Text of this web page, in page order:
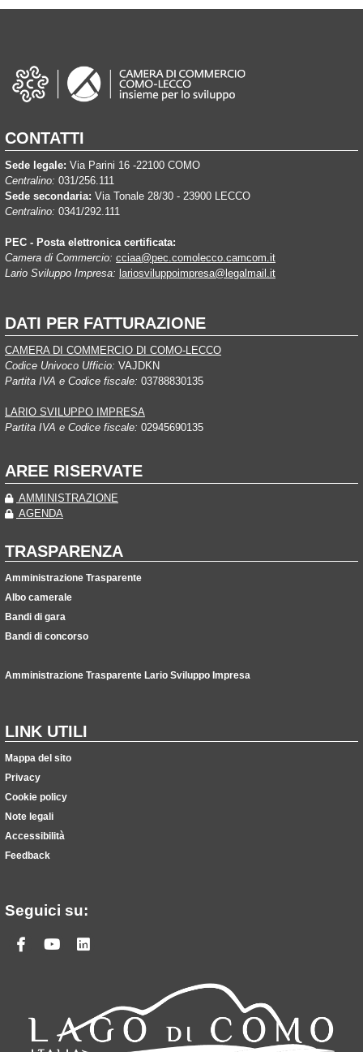
CONTATTI
Sede legale: Via Parini 16 -22100 COMO
Centralino: 031/256.111
Sede secondaria: Via Tonale 28/30 - 23900 LECCO
Centralino: 0341/292.111
PEC - Posta elettronica certificata:
Camera di Commercio: cciaa@pec.comolecco.camcom.it
Lario Sviluppo Impresa: lariosviluppoimpresa@legalmail.it
DATI PER FATTURAZIONE
CAMERA DI COMMERCIO DI COMO-LECCO
Codice Univoco Ufficio: VAJDKN
Partita IVA e Codice fiscale: 03788830135
LARIO SVILUPPO IMPRESA
Partita IVA e Codice fiscale: 02945690135
AREE RISERVATE
AMMINISTRAZIONE
AGENDA
TRASPARENZA
Amministrazione Trasparente
Albo camerale
Bandi di gara
Bandi di concorso
Amministrazione Trasparente Lario Sviluppo Impresa
LINK UTILI
Mappa del sito
Privacy
Cookie policy
Note legali
Accessibilità
Feedback
Seguici su:
Facebook
Youtube